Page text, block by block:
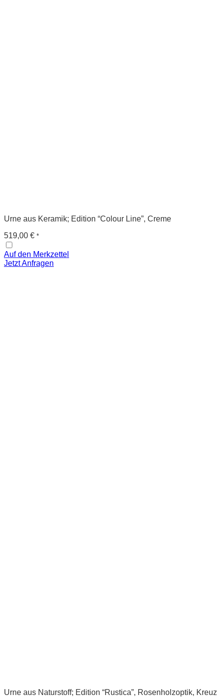
Urne aus Keramik; Edition “Colour Line”, Creme
519,00 € *
Auf den Merkzettel
Jetzt Anfragen
Urne aus Naturstoff; Edition “Rustica”, Rosenholzoptik, Kreuz